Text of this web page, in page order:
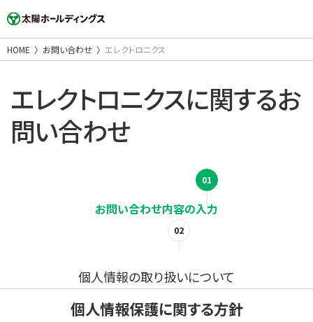
HOME お問い合わせ エレクトロニクス
エレクトロニクスに関するお
問い合わせ
個人情報の取り扱いについて
個人情報保護に関する方針